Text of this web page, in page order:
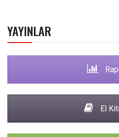
YAYINLAR
El